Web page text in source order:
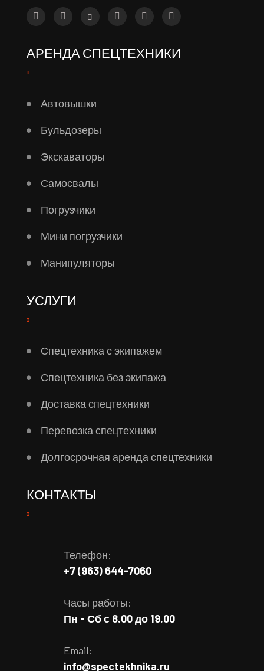
АРЕНДА СПЕЦТЕХНИКИ
Автовышки
Бульдозеры
Экскаваторы
Самосвалы
Погрузчики
Мини погрузчики
Манипуляторы
УСЛУГИ
Спецтехника с экипажем
Спецтехника без экипажа
Доставка спецтехники
Перевозка спецтехники
Долгосрочная аренда спецтехники
КОНТАКТЫ
Телефон:
+7 (963) 644-7060
Часы работы:
Пн - Сб с 8.00 до 19.00
Email:
info@spectekhnika.ru